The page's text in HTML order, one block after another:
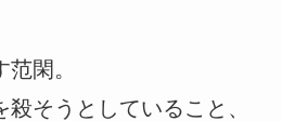
閑。
そうとしていること、